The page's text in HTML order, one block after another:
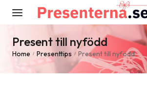
Present till nyfödd
Home / Presenttips / Present till nyfödd